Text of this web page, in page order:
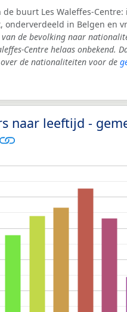
de buurt Les Waleffes-
onderverdeeld in Belgen en
van de bevolking naar
Centre helaas onbekend.
de nationaliteiten voor de
naar leeftijd -